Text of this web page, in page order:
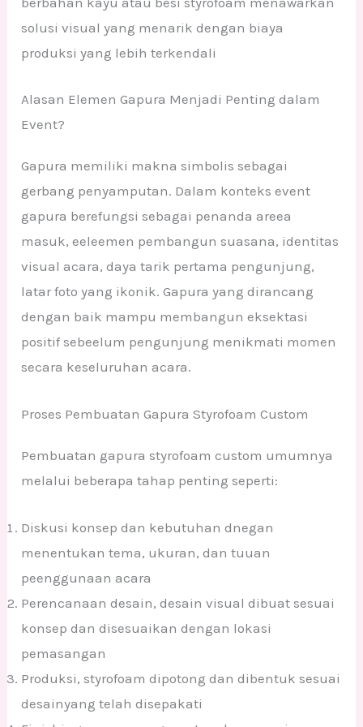
solusi visual yang menarik dengan biaya
produksi yang lebih terkendali
Alasan Elemen Gapura Menjadi Penting dalam
Event?
Gapura memiliki makna simbolis sebagai
gerbang penyamputan. Dalam konteks event
gapura berefungsi sebagai penanda areea
masuk, eeleemen pembangun suasana, identitas
visual acara, daya tarik pertama pengunjung,
latar foto yang ikonik. Gapura yang dirancang
dengan baik mampu membangun eksektasi
positif sebeelum pengunjung menikmati momen
secara keseluruhan acara.
Proses Pembuatan Gapura Styrofoam Custom
Pembuatan gapura styrofoam custom umumnya
melalui beberapa tahap penting seperti:
Diskusi konsep dan kebutuhan dnegan
menentukan tema, ukuran, dan tuuan
peenggunaan acara
Perencanaan desain, desain visual dibuat sesuai
konsep dan disesuaikan dengan lokasi
pemasangan
Produksi, styrofoam dipotong dan dibentuk sesuai
desainyang telah disepakati